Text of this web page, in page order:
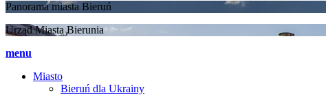
Panorama miasta Bieruń
Urząd Miasta Bierunia
menu
Miasto
Bieruń dla Ukrainy